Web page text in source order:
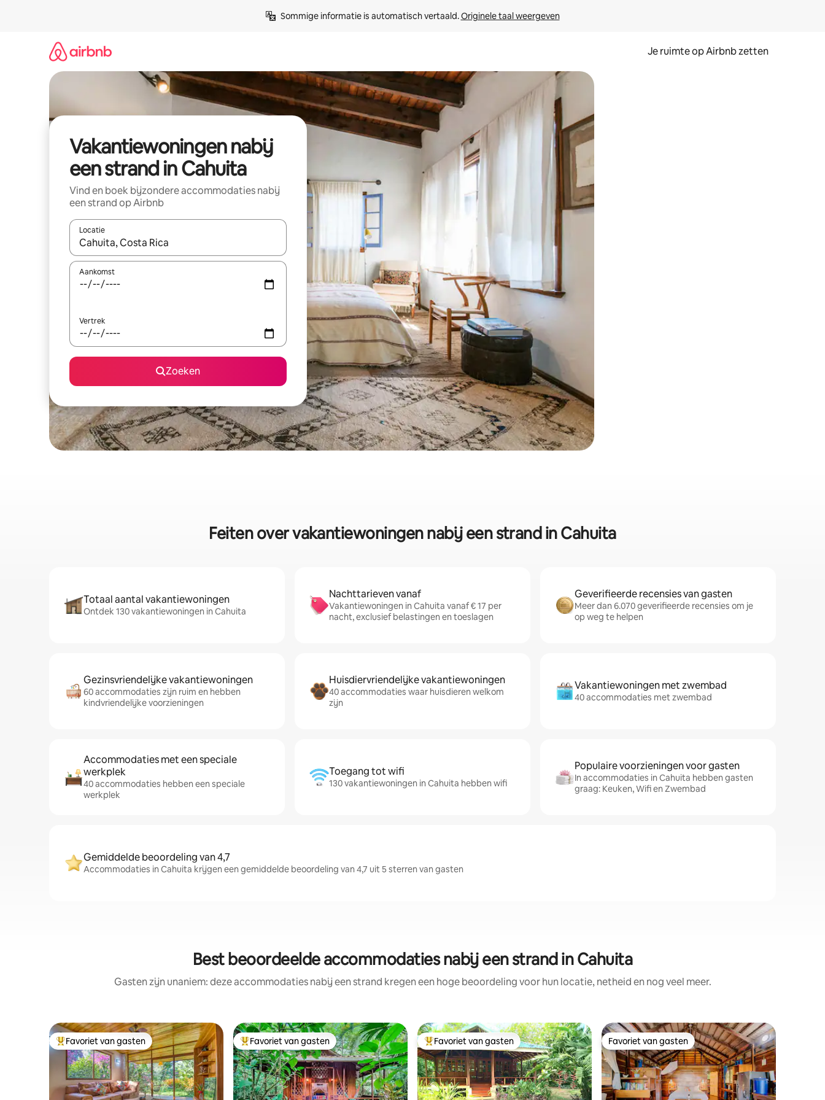
Sommige informatie is automatisch vertaald. Originele taal weergeven
Je ruimte op Airbnb zetten
Vakantiewoningen nabij
een strand in Cahuita
Vind en boek bijzondere accommodaties nabij
een strand op Airbnb
Locatie
Wanneer er suggesties beschikbaar zijn, maak je een keuze met je de pijltjestoetsen omhoog en omlaag, óf door te tikken of swipen.
Aankomst
Vertrek
Zoeken
Feiten over vakantiewoningen nabij een strand in Cahuita
Totaal aantal vakantiewoningen
Ontdek 130 vakantiewoningen in Cahuita
Nachttarieven vanaf
Vakantiewoningen in Cahuita vanaf € 17 per
nacht, exclusief belastingen en toeslagen
Geverifieerde recensies van gasten
Meer dan 6.070 geverifieerde recensies om je
op weg te helpen
Gezinsvriendelijke vakantiewoningen
60 accommodaties zijn ruim en hebben
kindvriendelijke voorzieningen
Huisdiervriendelijke vakantiewoningen
40 accommodaties waar huisdieren welkom
zijn
Vakantiewoningen met zwembad
40 accommodaties met zwembad
Accommodaties met een speciale
werkplek
40 accommodaties hebben een speciale
werkplek
Toegang tot wifi
130 vakantiewoningen in Cahuita hebben wifi
Populaire voorzieningen voor gasten
In accommodaties in Cahuita hebben gasten
graag: Keuken, Wifi en Zwembad
Gemiddelde beoordeling van 4,7
Accommodaties in Cahuita krijgen een gemiddelde beoordeling van 4,7 uit 5 sterren van gasten
Best beoordeelde accommodaties nabij een strand in Cahuita
Gasten zijn unaniem: deze accommodaties nabij een strand kregen een hoge beoordeling voor hun locatie, netheid en nog veel meer.
Topfavoriet van gasten
Favoriet van gasten Topfavoriet van gasten
Favoriet van gasten Topfavoriet van gasten
Favoriet van gasten Favoriet van gasten
Favoriet van gasten